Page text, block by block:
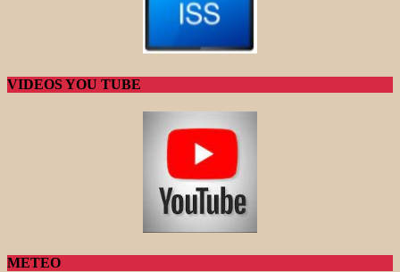
VIDEOS YOU TUBE
METEO